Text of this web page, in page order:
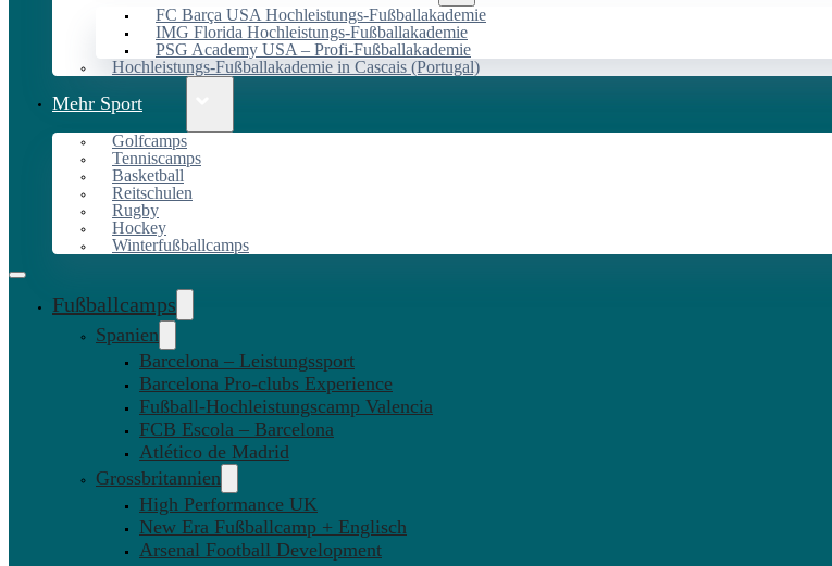
FC Barça USA Hochleistungs-Fußballakademie
IMG Florida Hochleistungs-Fußballakademie
PSG Academy USA – Profi-Fußballakademie
Hochleistungs-Fußballakademie in Cascais (Portugal)
Mehr Sport
Golfcamps
Tenniscamps
Basketball
Reitschulen
Rugby
Hockey
Winterfußballcamps
Fußballcamps
Spanien
Barcelona – Leistungssport
Barcelona Pro-clubs Experience
Fußball-Hochleistungscamp Valencia
FCB Escola – Barcelona
Atlético de Madrid
Grossbritannien
High Performance UK
New Era Fußballcamp + Englisch
Arsenal Football Development